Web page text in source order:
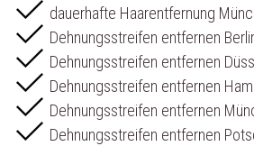
dauerhafte Haarentfernung
Dehnungsstreifen entfernen
Dehnungsstreifen entfernen
Dehnungsstreifen entfernen
Dehnungsstreifen entfernen
Dehnungsstreifen entfernen